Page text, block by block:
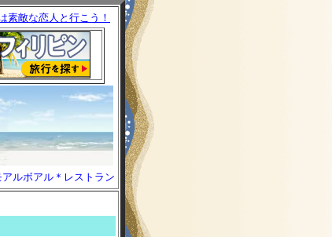
素敵な恋人と行こう！
アルボアル＊レストラン